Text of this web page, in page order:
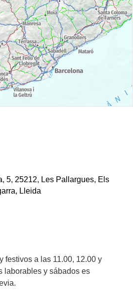
5, 25212, Les Pallargues, Els
Lleida
festivos a las 11.00, 12.00 y
laborables y sábados es